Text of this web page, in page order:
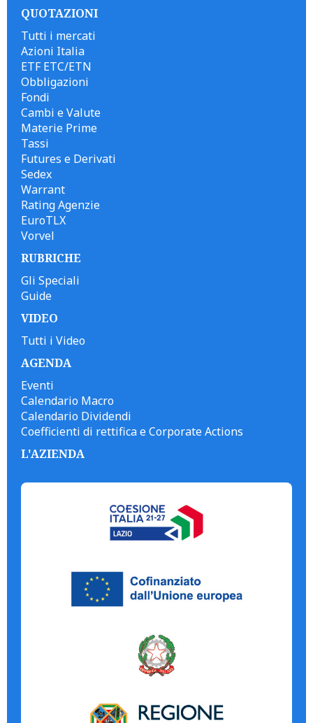
QUOTAZIONI
Tutti i mercati
Azioni Italia
ETF ETC/ETN
Obbligazioni
Fondi
Cambi e Valute
Materie Prime
Tassi
Futures e Derivati
Sedex
Warrant
Rating Agenzie
EuroTLX
Vorvel
RUBRICHE
Gli Speciali
Guide
VIDEO
Tutti i Video
AGENDA
Eventi
Calendario Macro
Calendario Dividendi
Coefficienti di rettifica e Corporate Actions
L'AZIENDA